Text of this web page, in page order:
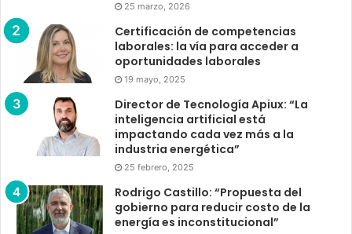
25 marzo, 2026
Certificación de competencias
laborales: la vía para acceder a
oportunidades laborales
19 mayo, 2025
Director de Tecnología Apiux: “La
inteligencia artificial está
impactando cada vez más a la
industria energética”
25 febrero, 2025
Rodrigo Castillo: “Propuesta del
gobierno para reducir costo de la
energía es inconstitucional”